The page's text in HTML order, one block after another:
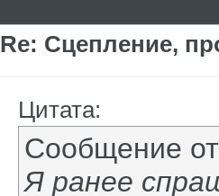
Re: Сцепление,
Цитата:
Сообщение
Я ранее